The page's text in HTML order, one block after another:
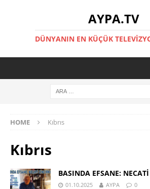
AYPA.TV
DÜNYANIN EN KÜÇÜK
HOME Kıbrıs
Kıbrıs
BASINDA EFSANE:
01.10.2025 AYPA 0